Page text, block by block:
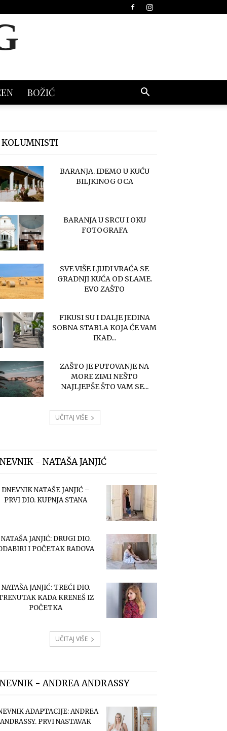
BOŽIĆ
KOLUMNISTI
BARANJA. IDEMO U KUĆU
BILJKINOG OCA
BARANJA U SRCU I OKU
FOTOGRAFA
SVE VIŠE LJUDI VRAĆA SE
GRADNJI KUĆA OD SLAME.
EVO ZAŠTO
FIKUSI SU I DALJE JEDINA
SOBNA STABLA KOJA ĆE VAM
IKAD...
ZAŠTO JE PUTOVANJE NA
MORE ZIMI NEŠTO
NAJLJEPŠE ŠTO VAM SE...
UČITAJ VIŠE
- NATAŠA JANJIĆ
DNEVNIK NATAŠE JANJIĆ –
PRVI DIO. KUPNJA STANA
NATAŠA JANJIĆ: DRUGI DIO.
I POČETAK RADOVA
NATAŠA JANJIĆ: TREĆI DIO.
KADA KRENEŠ IZ
POČETKA
UČITAJ VIŠE
- ANDREA ANDRASSY
ADAPTACIJE: ANDREA
ANDRASSY. PRVI NASTAVAK